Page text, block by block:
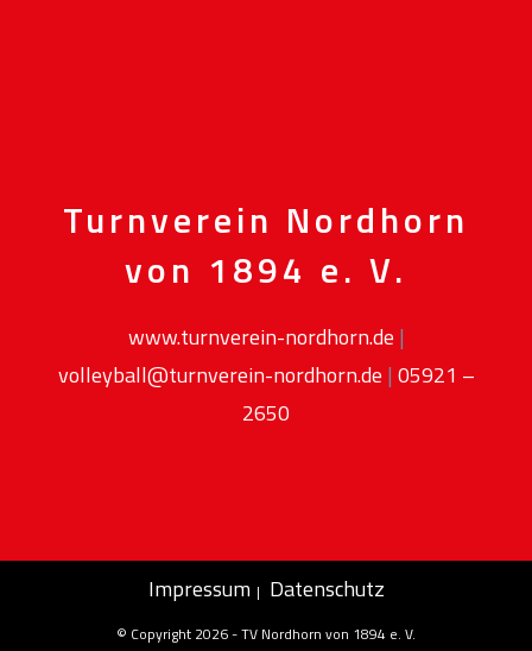
Turnverein Nordhorn
von 1894 e. V.
www.turnverein-nordhorn.de |
volleyball@turnverein-nordhorn.de | 05921 –
2650
Impressum Datenschutz
© Copyright 2026 - TV Nordhorn von 1894 e. V.